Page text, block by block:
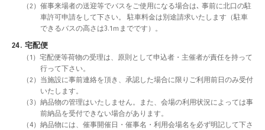
（2）催事来場者の送迎等でバスをご使用になる場合は､ 事前に北口の駐
車許可申請をして下さい。 駐車料金は別途請求いたします（駐車
できるバスの高さは3.1ｍまでです）。
24. 宅配便
（1）宅配便等荷物の受理は、原則として申込者・主催者が責任を持って
行って下さい。
（2）当施設に事前連絡を頂き、承認した場合に限りご利用前日のみ受付
いたします。
（3）納品物の管理はいたしません。また、会場の利用状況によっては事
前納品を受付できない場合があります。
（4）納品物には、催事開催日・催事名・利用会場名を必ず明記して下さ